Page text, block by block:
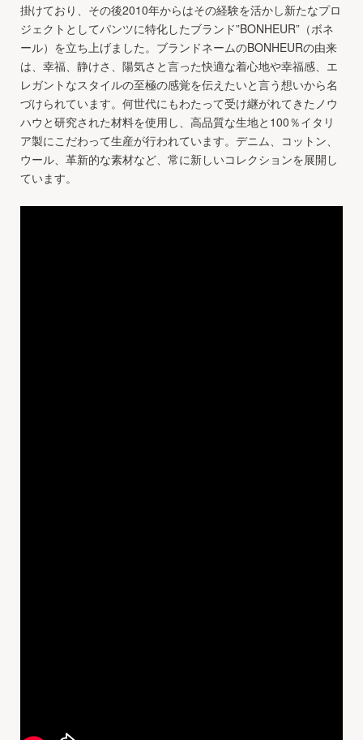
掛けており、その後2010年からはその経験を活かし新たなプロ
ジェクトとしてパンツに特化したブランド”BONHEUR”（ボネ
ール）を立ち上げました。ブランドネームのBONHEURの由来
は、幸福、静けさ、陽気さと言った快適な着心地や幸福感、エ
レガントなスタイルの至極の感覚を伝えたいと言う想いから名
づけられています。何世代にもわたって受け継がれてきたノウ
ハウと研究された材料を使用し、高品質な生地と100％イタリ
ア製にこだわって生産が行われています。デニム、コットン、
ウール、革新的な素材など、常に新しいコレクションを展開し
ています。